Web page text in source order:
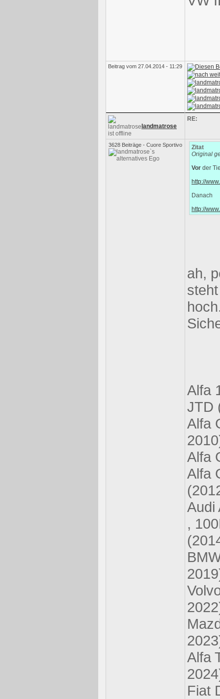
Beitrag vom 27.04.2014 - 11:29
landmatrose
RE:
3628 Beiträge - Cuore Sportivo
Zitat
Original
Vor der
http://
Danach
http://
ah,
Alfa
JTD
Alfa
Alfa
Alfa
Audi
,
Alfa
Fiat